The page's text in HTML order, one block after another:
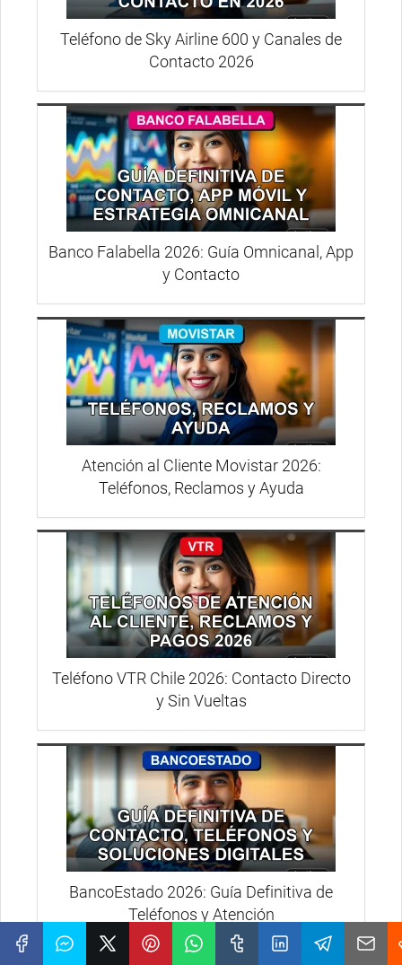
Teléfono de Sky Airline 600 y Canales de
Contacto 2026
Banco Falabella 2026: Guía Omnicanal, App
y Contacto
Atención al Cliente Movistar 2026:
Teléfonos, Reclamos y Ayuda
Teléfono VTR Chile 2026: Contacto Directo
y Sin Vueltas
BancoEstado 2026: Guía Definitiva de
Teléfonos y Atención